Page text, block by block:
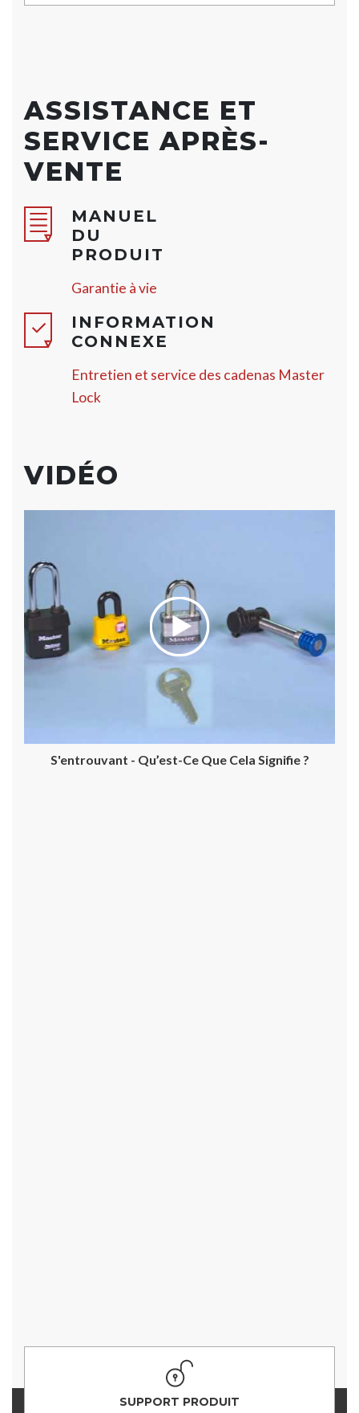
ASSISTANCE ET
SERVICE APRÈS-
VENTE
MANUEL
DU
PRODUIT
Garantie à vie
INFORMATION
CONNEXE
Entretien et service des cadenas Master
Lock
VIDÉO
S'entrouvant - Qu’est-Ce Que Cela Signifie ?
SUPPORT PRODUIT